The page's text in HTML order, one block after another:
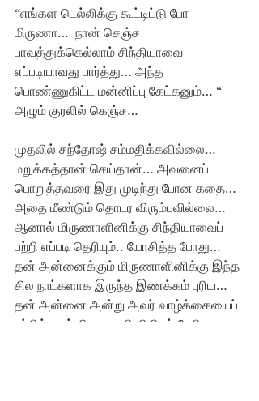
“எங்கள டெல்லிக்கு கூட்டிட்டு போ
மிருணா…  நான் செஞ்ச
பாவத்துக்கெல்லாம் சிந்தியாவை
எப்படியாவது பார்த்து… அந்த
பொண்ணுகிட்ட மன்னிப்பு கேட்கனும்… “
அழும் குரலில் கெஞ்ச…
முதலில் சந்தோஷ் சம்மதிக்கவில்லை…
மறுக்கத்தான் செய்தான்… அவனைப்
பொறுத்தவரை இது முடிந்து போன கதை…
அதை மீண்டும் தொடர விரும்பவில்லை…
ஆனால் மிருணாளினிக்கு சிந்தியாவைப்
பற்றி எப்படி தெரியும்.. யோசித்த போது…
தன் அன்னைக்கும் மிருணாளினிக்கு இந்த
சில நாட்களாக இருந்த இணக்கம் புரிய…
தன் அன்னை அன்று அவர் வாழ்க்கையைப்
பற்றித்தான் மிருணாளினியிடம் பேசி